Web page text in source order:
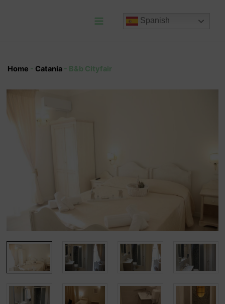
Spanish
Home - Catania- B&b Cityfair